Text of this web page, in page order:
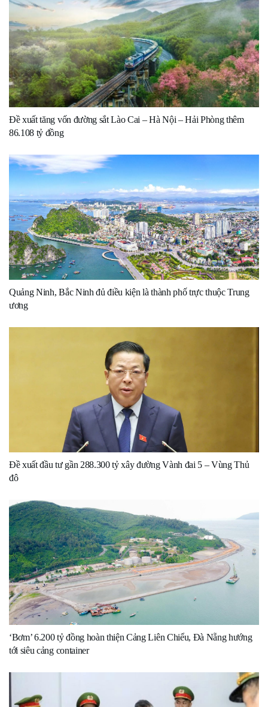
Đề xuất tăng vốn đường sắt Lào Cai – Hà Nội – Hải Phòng thêm
86.108 tỷ đồng
Quảng Ninh, Bắc Ninh đủ điều kiện là thành phố trực thuộc Trung
ương
Đề xuất đầu tư gần 288.300 tỷ xây đường Vành đai 5 – Vùng Thủ
đô
‘Bơm’ 6.200 tỷ đồng hoàn thiện Cảng Liên Chiểu, Đà Nẵng hướng
tới siêu cảng container